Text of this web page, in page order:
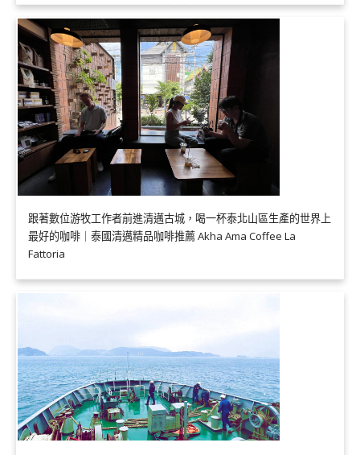
跟著數位游牧工作者前進清邁古城，喝一杯泰北山區生產的世界上
最好的咖啡｜泰國清邁精品咖啡推薦 Akha Ama Coffee La
Fattoria